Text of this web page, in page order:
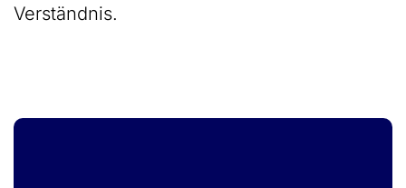
Verständnis.